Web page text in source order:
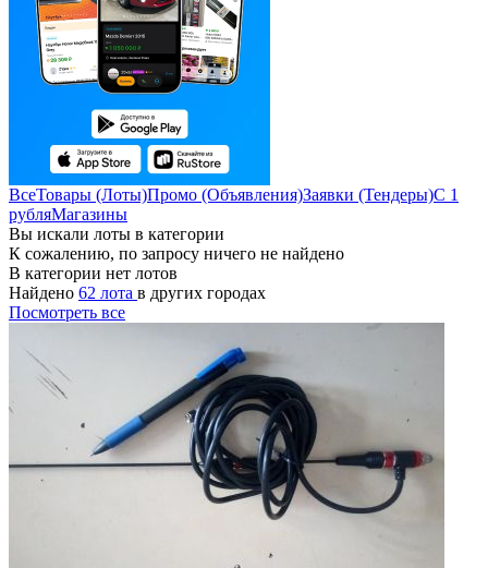
ВсеТовары (Лоты)Промо (Объявления)Заявки (Тендеры)С 1
рубляМагазины
Вы искали лоты в категории
К сожалению, по запросу ничего не найдено
В категории нет лотов
Найдено 62 лота в других городах
Посмотреть все